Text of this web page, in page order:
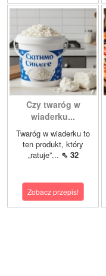
Czy twaróg w
wiaderku...
Twaróg w wiaderku to
ten produkt, który
„ratuje”... ⇖ 32
Zobacz przepis!